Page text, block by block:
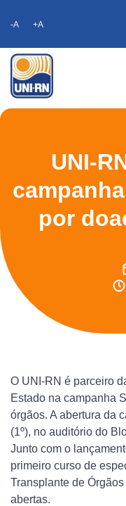
-A +A
UNI-
por
O UNI-RN é parceiro
Estado na campanha
órgãos. A abertura da
(1º), no auditório do
Junto com o
primeiro curso de
Transplante de
abertas.